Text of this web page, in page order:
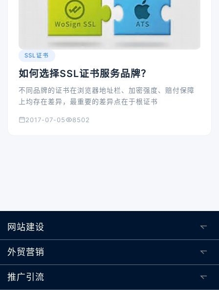
SSL证书
如何选择SSL证书服务品牌？
不同品牌的证书在浏览器地址栏、加密强度、赔付保障
上均存在差异，最重要的差异点在于根证书
2017-07-05 8502
网站建设
外贸营销
推广引流